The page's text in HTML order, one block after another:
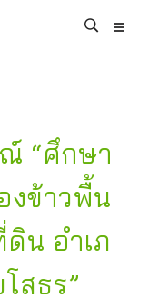
“ศึกษา
งข้าวพื้น
น อําเภ
สธร”